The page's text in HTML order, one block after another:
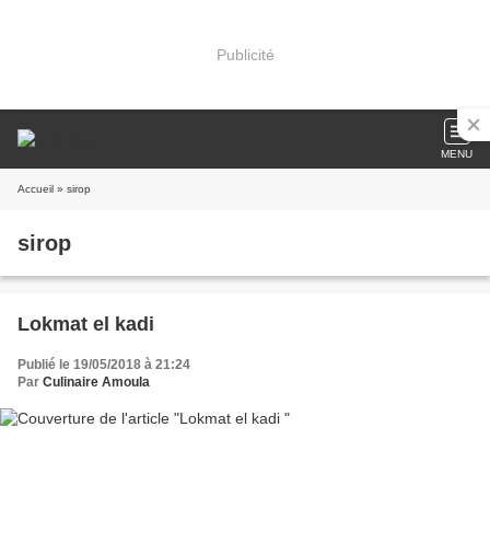
Publicité
MENU
Accueil » sirop
sirop
Lokmat el kadi
Publié le 19/05/2018 à 21:24
Par Culinaire Amoula